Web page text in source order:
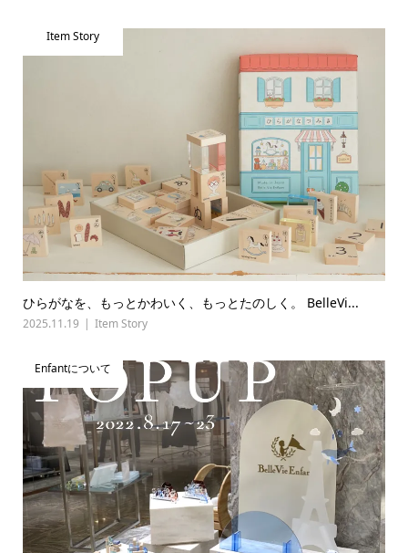
Item Story
ひらがなを、もっとかわいく、もっとたのしく。 BelleVi...
2025.11.19 Item Story
Enfantについて